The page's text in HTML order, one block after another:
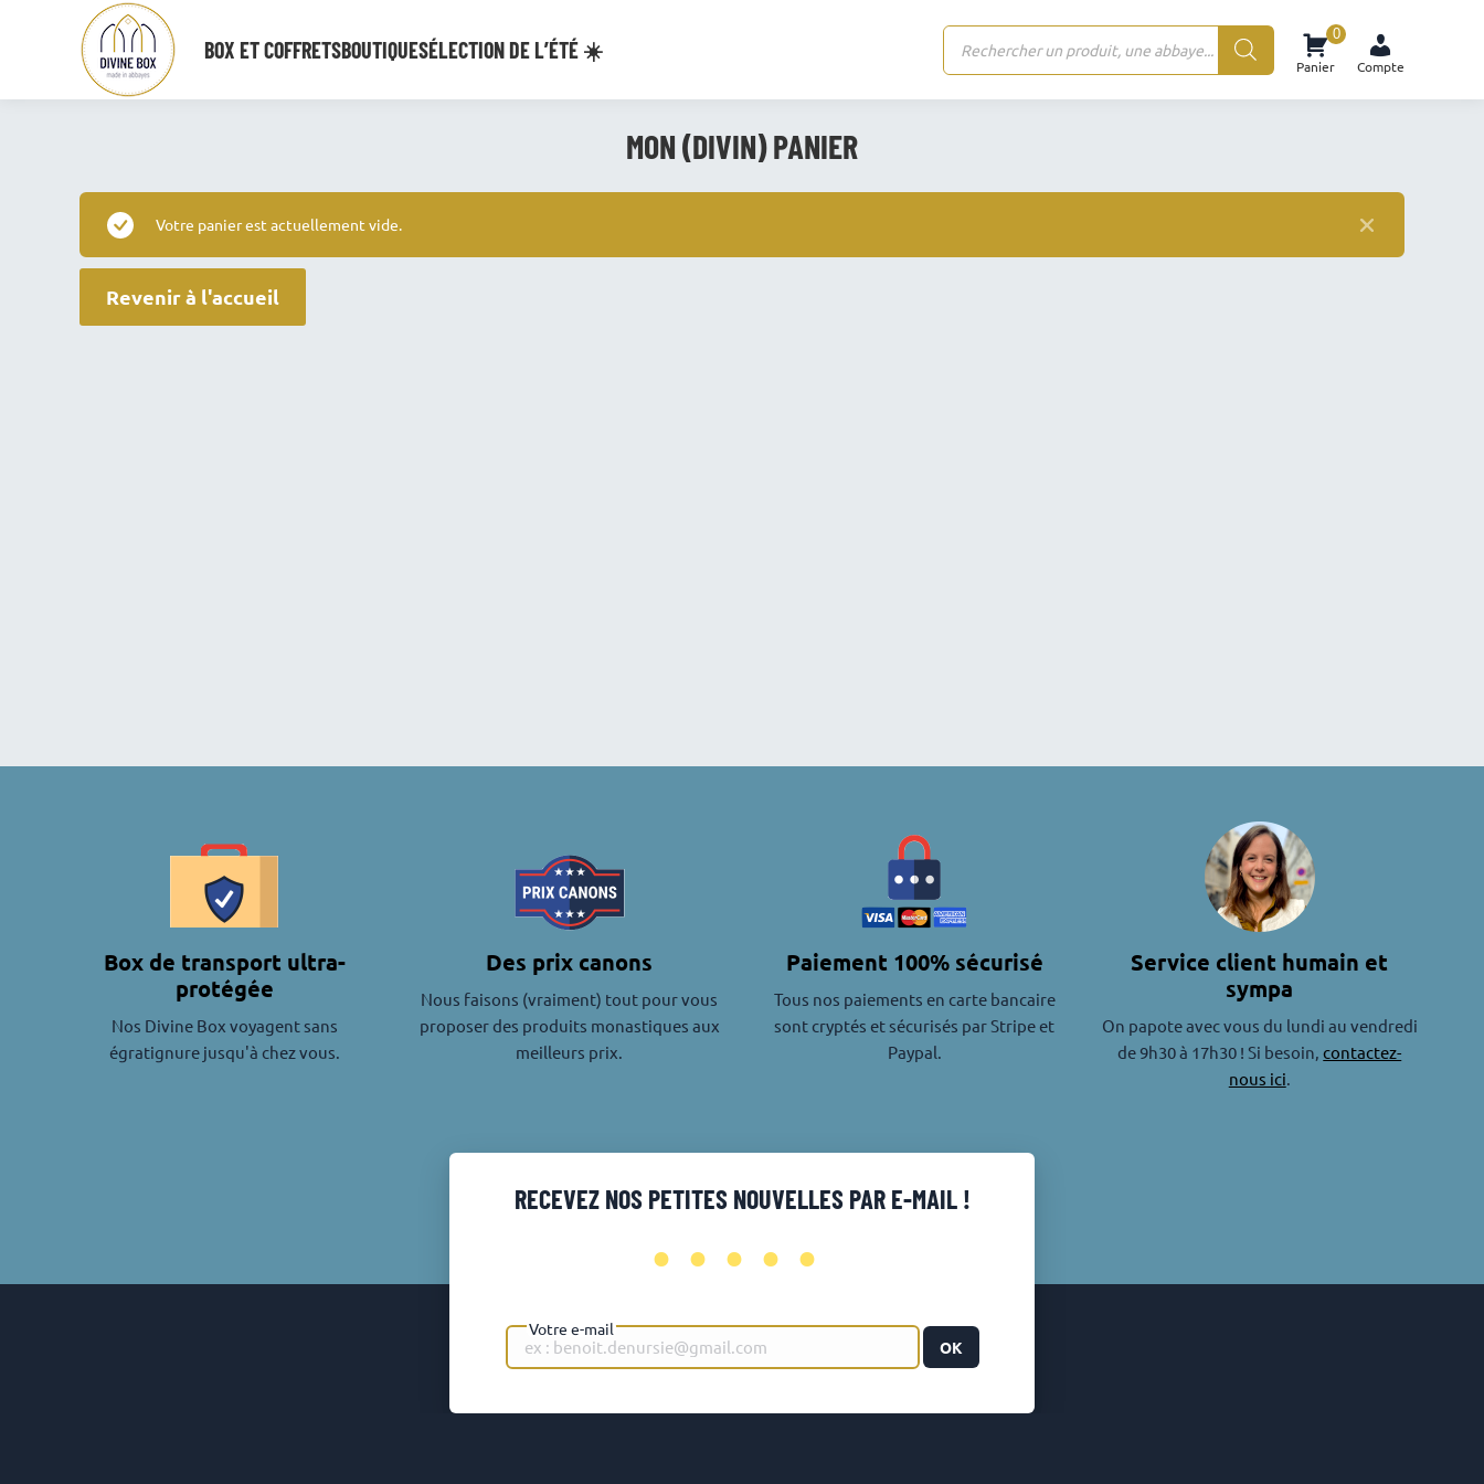
BOX ET COFFRETSBOUTIQUESÉLECTION DE L’ÉTÉ ☀️ Recherche
produits
Panier
0
Compte
MON (DIVIN) PANIER
Votre panier est actuellement vide.
Revenir à l'accueil
Box de transport ultra-
protégée
Nos Divine Box voyagent sans
égratignure jusqu'à chez vous.
Des prix canons
Nous faisons (vraiment) tout pour vous
proposer des produits monastiques aux
meilleurs prix.
Paiement 100% sécurisé
Tous nos paiements en carte bancaire
sont cryptés et sécurisés par Stripe et
Paypal.
Service client humain et
sympa
On papote avec vous du lundi au vendredi
de 9h30 à 17h30 ! Si besoin,contactez-
nous ici.
RECEVEZ NOS PETITES NOUVELLES PAR E-MAIL !
•••••
Votre e-mail
OK